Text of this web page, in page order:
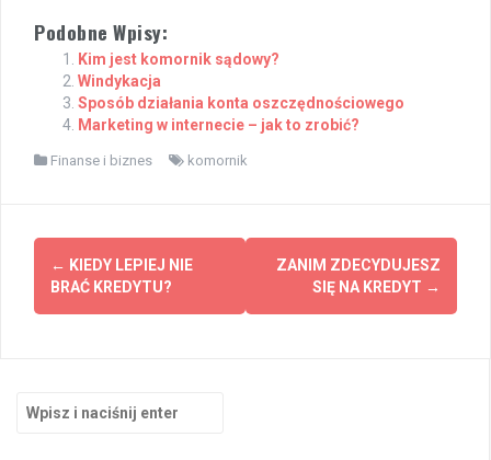
Podobne Wpisy:
Kim jest komornik sądowy?
Windykacja
Sposób działania konta oszczędnościowego
Marketing w internecie – jak to zrobić?
Finanse i biznes komornik
Zobacz
wpisy
← KIEDY LEPIEJ NIE
BRAĆ KREDYTU?
ZANIM ZDECYDUJESZ
SIĘ NA KREDYT →